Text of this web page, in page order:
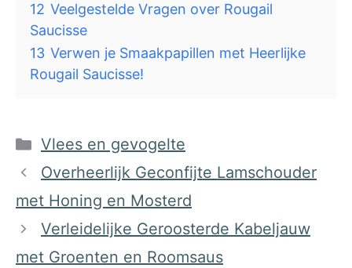
12 Veelgestelde Vragen over Rougail
Saucisse
13 Verwen je Smaakpapillen met Heerlijke
Rougail Saucisse!
Categorieën
Vlees en gevogelte
Overheerlijk Geconfijte Lamschouder
met Honing en Mosterd
Verleidelijke Geroosterde Kabeljauw
met Groenten en Roomsaus